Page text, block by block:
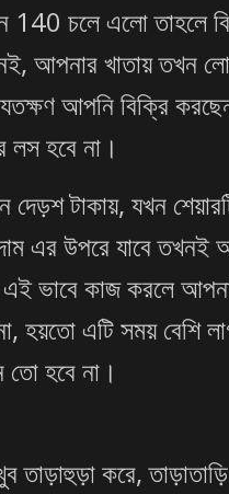
চলে এলো তাহলে
আপনার খাতায় তখন
আপনি বিক্রি
হবে না।
টাকায়, যখন
এর উপরে যাবে তখনই
এই ভাবে কাজ করলে
হয়তো এটি সময় বেশি
হবে না।
করে,